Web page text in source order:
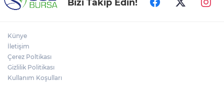
Bizi Takip Edin!
Künye
İletişim
Çerez Poltikası
Gizlilik Politikası
Kullanım Koşulları